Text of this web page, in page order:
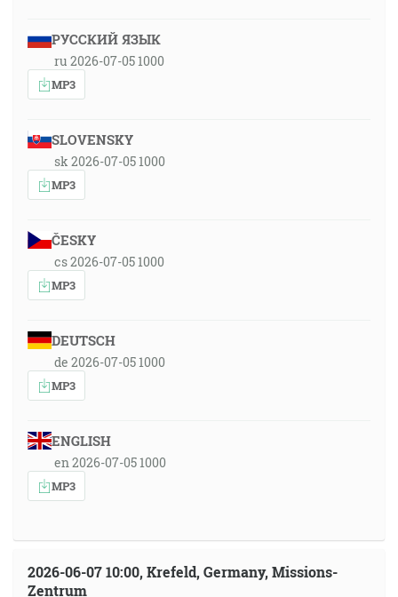
РУССКИЙ ЯЗЫК
ru 2026-07-05 1000
MP3
SLOVENSKY
sk 2026-07-05 1000
MP3
ČESKY
cs 2026-07-05 1000
MP3
DEUTSCH
de 2026-07-05 1000
MP3
ENGLISH
en 2026-07-05 1000
MP3
2026-06-07 10:00, Krefeld, Germany, Missions-
Zentrum